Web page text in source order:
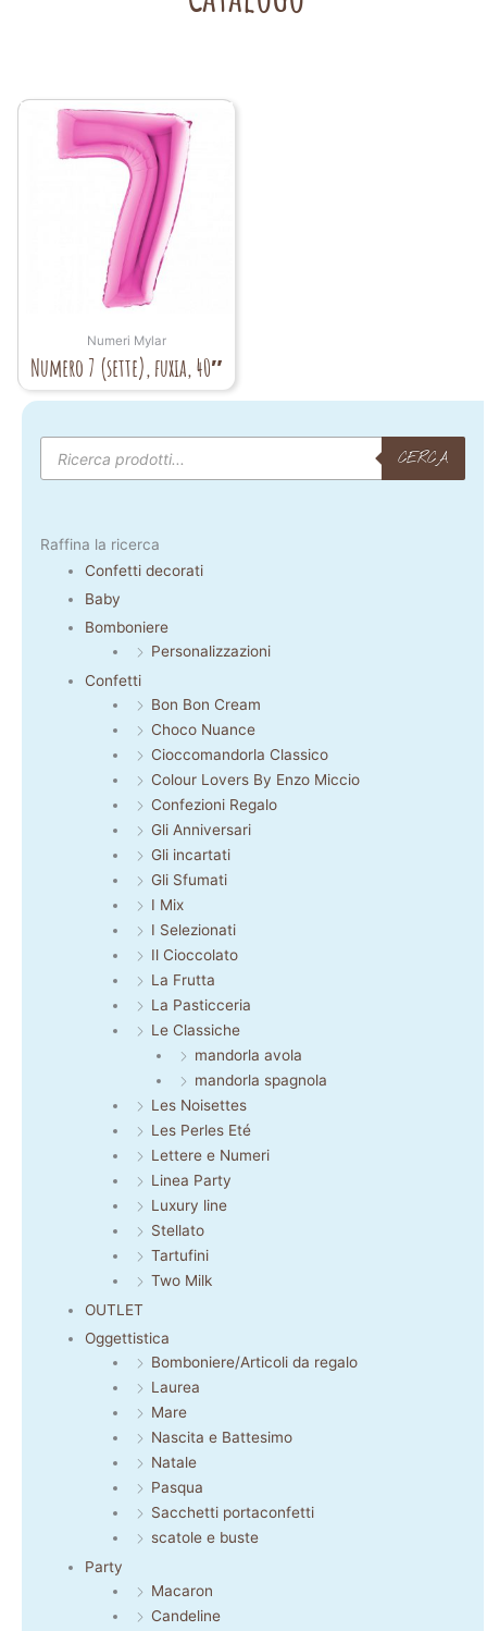
Numeri Mylar
Numero 7 (sette), fuxia, 40″
Products
search
CERCA
Raffina la ricerca
Confetti decorati
Baby
Bomboniere
Personalizzazioni
Confetti
Bon Bon Cream
Choco Nuance
Cioccomandorla Classico
Colour Lovers By Enzo Miccio
Confezioni Regalo
Gli Anniversari
Gli incartati
Gli Sfumati
I Mix
I Selezionati
Il Cioccolato
La Frutta
La Pasticceria
Le Classiche
mandorla avola
mandorla spagnola
Les Noisettes
Les Perles Eté
Lettere e Numeri
Linea Party
Luxury line
Stellato
Tartufini
Two Milk
OUTLET
Oggettistica
Bomboniere/Articoli da regalo
Laurea
Mare
Nascita e Battesimo
Natale
Pasqua
Sacchetti portaconfetti
scatole e buste
Party
Macaron
Candeline